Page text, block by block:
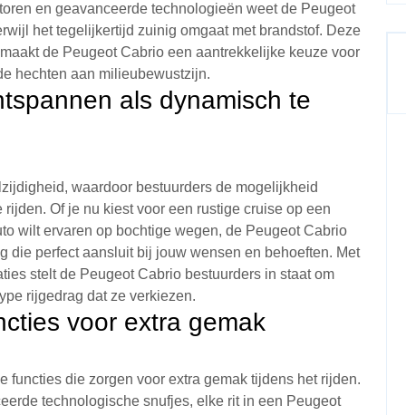
en geavanceerde technologieën weet de Peugeot
het tegelijkertijd zuinig omgaat met brandstof. Deze
de Peugeot Cabrio een aantrekkelijke keuze voor
hechten aan milieubewustzijn.
als dynamisch te
waardoor bestuurders de mogelijkheid
Of je nu kiest voor een rustige cruise op een
wilt ervaren op bochtige wegen, de Peugeot Cabrio
die perfect aansluit bij jouw wensen en behoeften. Met
stelt de Peugeot Cabrio bestuurders in staat om
rijgedrag dat ze verkiezen.
voor extra gemak
functies die zorgen voor extra gemak tijdens het rijden.
technologische snufjes, elke rit in een Peugeot